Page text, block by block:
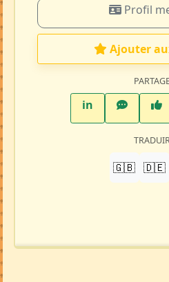
Profil
Ajouter
inLinkedIn
🇬🇧 🇩🇪